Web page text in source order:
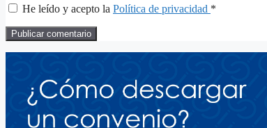
He leído y acepto la Política de privacidad *